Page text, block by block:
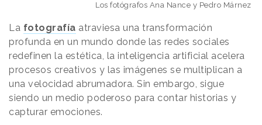
Los fotógrafos Ana Nance y Pedro Márnez
La fotografía atraviesa una transformación
profunda en un mundo donde las redes sociales
redefinen la estética, la inteligencia artificial acelera
procesos creativos y las imágenes se multiplican a
una velocidad abrumadora. Sin embargo, sigue
siendo un medio poderoso para contar historias y
capturar emociones.